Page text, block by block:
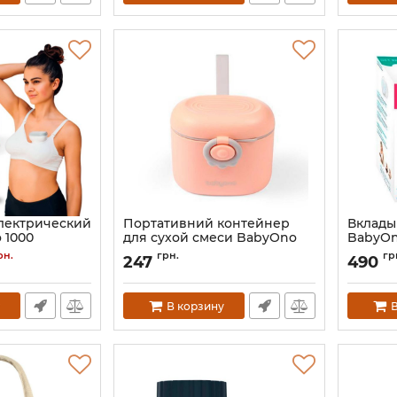
Портативний контейнер
для сухой смеси BabyOno
Артикул:
247 грн.
В корзину
Артикул:
490